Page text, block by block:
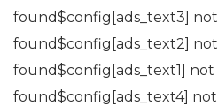
found$config[ads_text3] not
found$config[ads_text2] not
found$config[ads_text1] not
found$config[ads_text4] not